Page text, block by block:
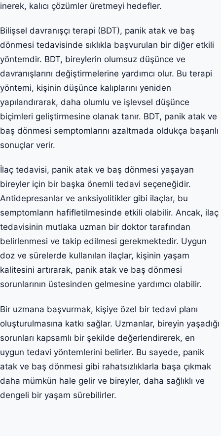
inerek, kalıcı çözümler üretmeyi hedefler.
Bilişsel davranışçı terapi (BDT), panik atak ve baş
dönmesi tedavisinde sıklıkla başvurulan bir diğer etkili
yöntemdir. BDT, bireylerin olumsuz düşünce ve
davranışlarını değiştirmelerine yardımcı olur. Bu terapi
yöntemi, kişinin düşünce kalıplarını yeniden
yapılandırarak, daha olumlu ve işlevsel düşünce
biçimleri geliştirmesine olanak tanır. BDT, panik atak ve
baş dönmesi semptomlarını azaltmada oldukça başarılı
sonuçlar verir.
İlaç tedavisi, panik atak ve baş dönmesi yaşayan
bireyler için bir başka önemli tedavi seçeneğidir.
Antidepresanlar ve anksiyolitikler gibi ilaçlar, bu
semptomların hafifletilmesinde etkili olabilir. Ancak, ilaç
tedavisinin mutlaka uzman bir doktor tarafından
belirlenmesi ve takip edilmesi gerekmektedir. Uygun
doz ve sürelerde kullanılan ilaçlar, kişinin yaşam
kalitesini artırarak, panik atak ve baş dönmesi
sorunlarının üstesinden gelmesine yardımcı olabilir.
Bir uzmana başvurmak, kişiye özel bir tedavi planı
oluşturulmasına katkı sağlar. Uzmanlar, bireyin yaşadığı
sorunları kapsamlı bir şekilde değerlendirerek, en
uygun tedavi yöntemlerini belirler. Bu sayede, panik
atak ve baş dönmesi gibi rahatsızlıklarla başa çıkmak
daha mümkün hale gelir ve bireyler, daha sağlıklı ve
dengeli bir yaşam sürebilirler.